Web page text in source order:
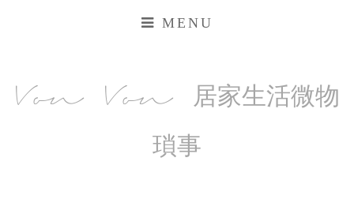
MENU
Von Von 居家生活微物
瑣事